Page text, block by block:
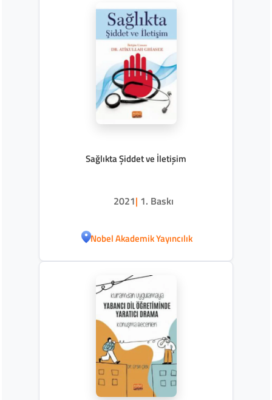
Sağlıkta Şiddet ve İletişim
2021| 1. Baskı
Nobel Akademik Yayıncılık